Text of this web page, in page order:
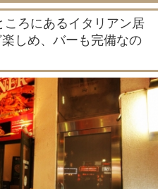
ろにあるイタリアン居
しめ、バーも完備なの